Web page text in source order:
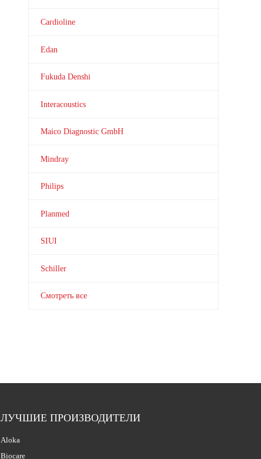
Cardioline
Edan
Fukuda Denshi
Interacoustics
Maico Diagnostic GmbH
Mindray
Philips
Planmed
SIUI
Schiller
Смотреть все
ЛУЧШИЕ ПРОИЗВОДИТЕЛИ
Aloka
Biocare